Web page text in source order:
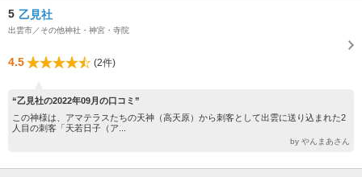
5 乙見社
出雲市／その他神社・神宮・寺院
4.5 (2件)
“乙見社の2022年09月の口コミ”
この神様は、アマテラスたちの天神（高天原）から刺客として出雲に送り込まれた2
人目の刺客「天若日子（ア...
by やんまあさん